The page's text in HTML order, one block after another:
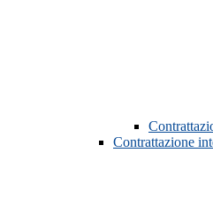
Contrattazione